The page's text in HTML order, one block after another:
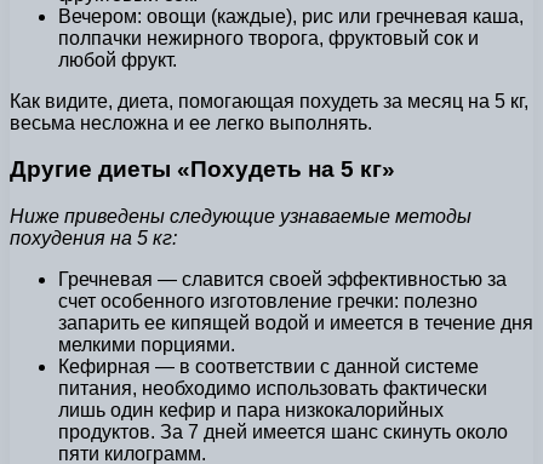
Вечером: овощи (каждые), рис или гречневая каша,
полпачки нежирного творога, фруктовый сок и
любой фрукт.
Как видите, диета, помогающая похудеть за месяц на 5 кг,
весьма несложна и ее легко выполнять.
Другие диеты «Похудеть на 5 кг»
Ниже приведены следующие узнаваемые методы
похудения на 5 кг:
Гречневая — славится своей эффективностью за
счет особенного изготовление гречки: полезно
запарить ее кипящей водой и имеется в течение дня
мелкими порциями.
Кефирная — в соответствии с данной системе
питания, необходимо использовать фактически
лишь один кефир и пара низкокалорийных
продуктов. За 7 дней имеется шанс скинуть около
пяти килограмм.